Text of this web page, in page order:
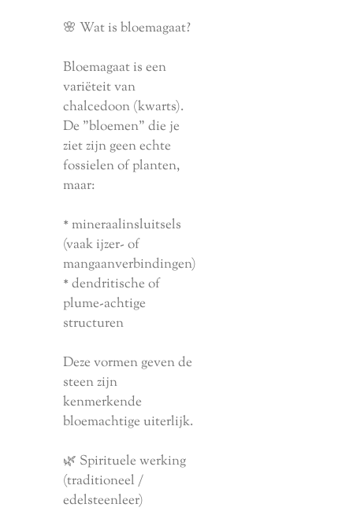
🌸 Wat is bloemagaat?
Bloemagaat is een
variëteit van
chalcedoon (kwarts).
De "bloemen" die je
ziet zijn geen echte
fossielen of planten,
maar:
* mineraalinsluitsels
(vaak ijzer- of
mangaanverbindingen)
* dendritische of
plume-achtige
structuren
Deze vormen geven de
steen zijn
kenmerkende
bloemachtige uiterlijk.
🌿 Spirituele werking
(traditioneel /
edelsteenleer)